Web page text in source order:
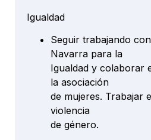
Igualdad
Seguir trabajando
Navarra para la
Igualdad y colaborar
la asociación
de mujeres. Trabajar
violencia
de género.